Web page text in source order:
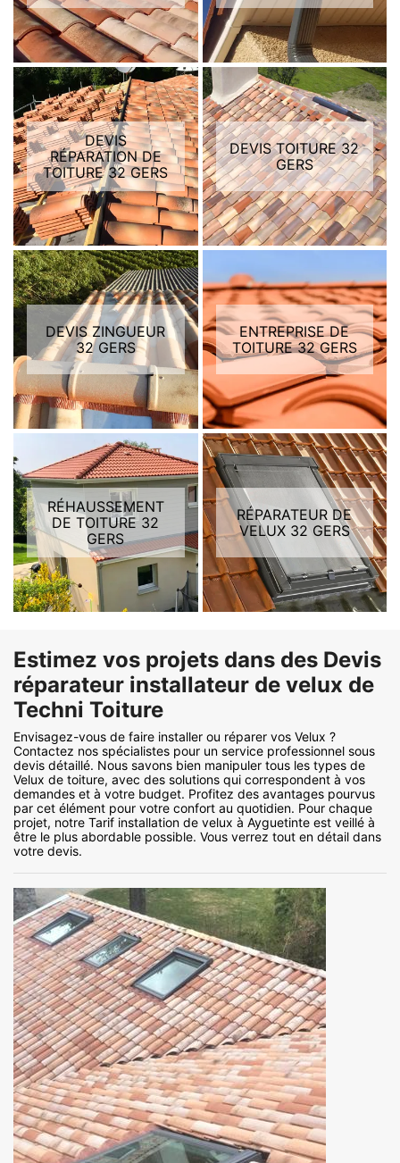
DEVIS
RÉPARATION DE
TOITURE 32 GERS
DEVIS TOITURE 32
GERS
DEVIS ZINGUEUR
32 GERS
ENTREPRISE DE
TOITURE 32 GERS
RÉHAUSSEMENT
DE TOITURE 32
GERS
RÉPARATEUR DE
VELUX 32 GERS
Estimez vos projets dans des Devis
réparateur installateur de velux de
Techni Toiture
Envisagez-vous de faire installer ou réparer vos Velux ?
Contactez nos spécialistes pour un service professionnel sous
devis détaillé. Nous savons bien manipuler tous les types de
Velux de toiture, avec des solutions qui correspondent à vos
demandes et à votre budget. Profitez des avantages pourvus
par cet élément pour votre confort au quotidien. Pour chaque
projet, notre Tarif installation de velux à Ayguetinte est veillé à
être le plus abordable possible. Vous verrez tout en détail dans
votre devis.